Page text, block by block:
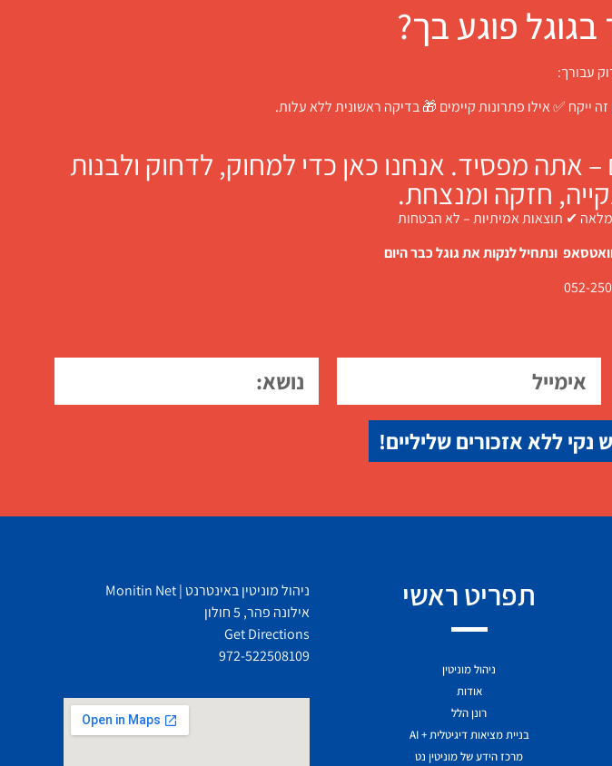
פוגע בך?
עבורך:
ייקח ✅ אילו פתרונות קיימים 🎁 בדיקה ראשונית ללא עלות.
אתה מפסיד. אנחנו כאן כדי למחוק, לדחוק ולבנות
חזקה ומנצחת.
✔ תוצאות אמיתיות – לא הבטחות
ונתחיל לנקות את גוגל כבר היום
נקי ללא אזכורים שליליים!
תפריט ראשי
ניהול מוניטין
אודות
רונן הלל
בניית מציאות דיגיטלית + AI
מרכז הידע של מוניטין נט
ניהול מוניטין באינטרנט | Monitin Net
אילונה פהר, 5 חולון
Get Directions
972-522508109